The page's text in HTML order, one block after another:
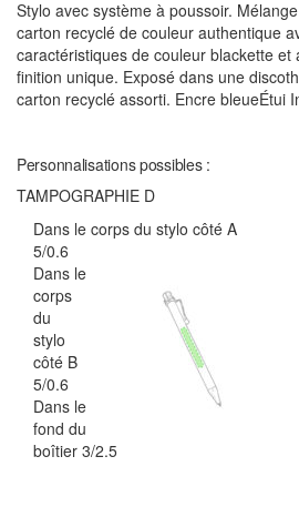
Stylo avec système à poussoir.
carton recyclé de couleur authentique
caractéristiques de couleur blackette
finition unique. Exposé dans une
carton recyclé assorti. Encre bleueÉtui
Personnalisations possibles :
TAMPOGRAPHIE D
Dans le corps du stylo côté A
5/0.6
Dans le
corps
du
stylo
côté B
5/0.6
Dans le
fond du
boîtier 3/2.5